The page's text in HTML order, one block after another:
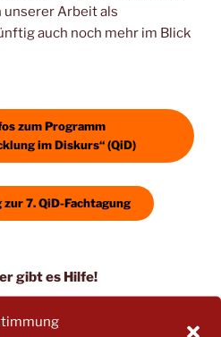
unserer Arbeit als
auch noch mehr im Blick
zum Programm
im Diskurs“ (QiD)
7. QiD-Fachtagung
gibt es Hilfe!
sollten sich